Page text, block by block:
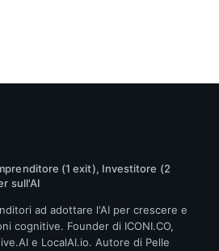
(1 exit), Investitore (2
sull'AI
ad adottare l'AI per crescere e
cognitive. Founder di ICONI.CO,
e LocalAI.io. Autore di Pelle